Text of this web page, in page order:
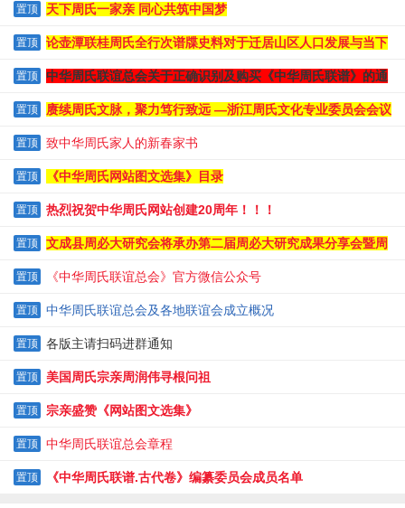
置顶 天下周氏一家亲 同心共筑中国梦
置顶 论壶潭联桂周氏全行次谱牒史料对于迁居山区人口发展与当下
人口下滑危机的独特文史价值
置顶 中华周氏联谊总会关于正确识别及购买《中华周氏联谱》的通
知
置顶 赓续周氏文脉，聚力笃行致远 —浙江周氏文化专业委员会会议
纪实
置顶 致中华周氏家人的新春家书
置顶 《中华周氏网站图文选集》目录
置顶 热烈祝贺中华周氏网站创建20周年！！！
置顶 文成县周必大研究会将承办第二届周必大研究成果分享会暨周
必大逝辰820周年纪念大会
置顶 《中华周氏联谊总会》官方微信公众号
置顶 中华周氏联谊总会及各地联谊会成立概况
置顶 各版主请扫码进群通知
置顶 美国周氏宗亲周润伟寻根问祖
置顶 宗亲盛赞《网站图文选集》
置顶 中华周氏联谊总会章程
置顶 《中华周氏联谱.古代卷》编纂委员会成员名单